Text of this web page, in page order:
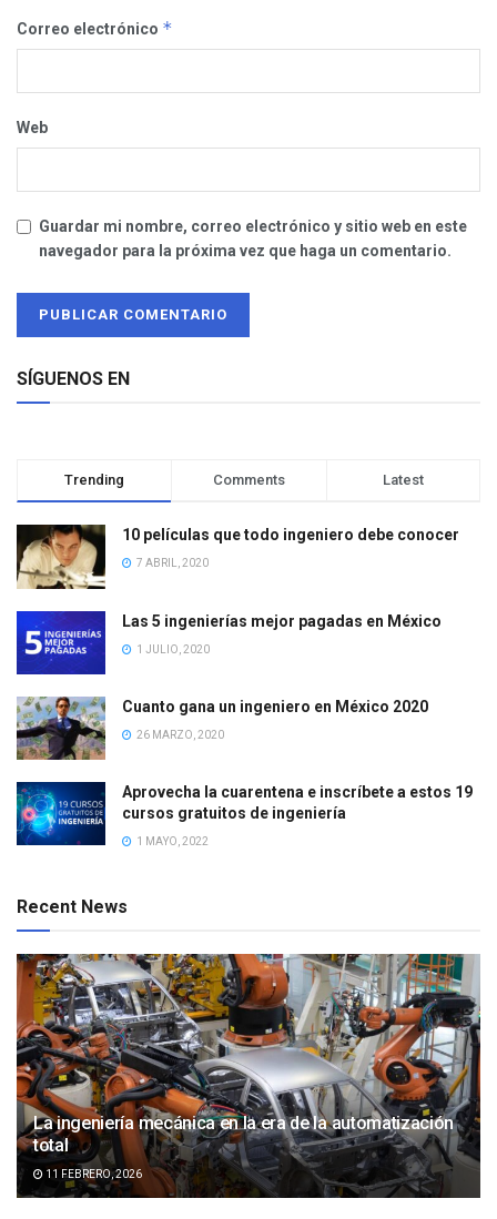
Correo electrónico *
Web
Guardar mi nombre, correo electrónico y sitio web en este
navegador para la próxima vez que haga un comentario.
SÍGUENOS EN
Trending Comments Latest
10 películas que todo ingeniero debe conocer
7 ABRIL, 2020
Las 5 ingenierías mejor pagadas en México
1 JULIO, 2020
Cuanto gana un ingeniero en México 2020
26 MARZO, 2020
Aprovecha la cuarentena e inscríbete a estos 19
cursos gratuitos de ingeniería
1 MAYO, 2022
Recent News
La ingeniería mecánica en la era de la automatización
total
11 FEBRERO, 2026